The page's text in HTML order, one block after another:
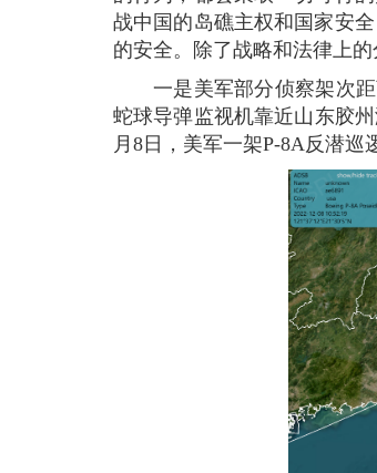
战中国的岛礁主权和国家安
的安全。除了战略和法律上
一是美军部分侦察架次
蛇球导弹监视机靠近山东胶
月8日，美军一架P-8A反潜巡